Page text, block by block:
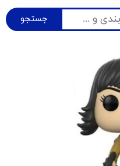
جستجو